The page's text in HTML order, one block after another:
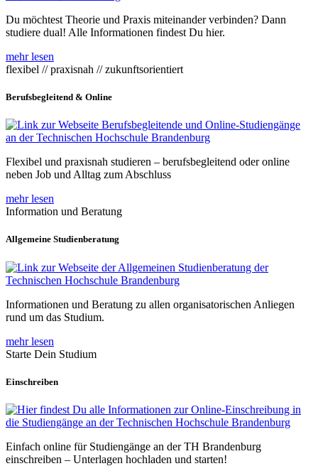
Du möchtest Theorie und Praxis miteinander verbinden? Dann
studiere dual! Alle Informationen findest Du hier.
mehr lesen
flexibel // praxisnah // zukunftsorientiert
Berufsbegleitend & Online
Flexibel und praxisnah studieren – berufsbegleitend oder online
neben Job und Alltag zum Abschluss
mehr lesen
Information und Beratung
Allgemeine Studienberatung
Informationen und Beratung zu allen organisatorischen Anliegen
rund um das Studium.
mehr lesen
Starte Dein Studium
Einschreiben
Einfach online für Studiengänge an der TH Brandenburg
einschreiben – Unterlagen hochladen und starten!